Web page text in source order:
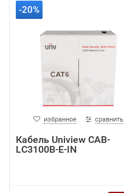
-20%
избранное сравнить
Кабель Uniview CAB-
LC3100B-E-IN